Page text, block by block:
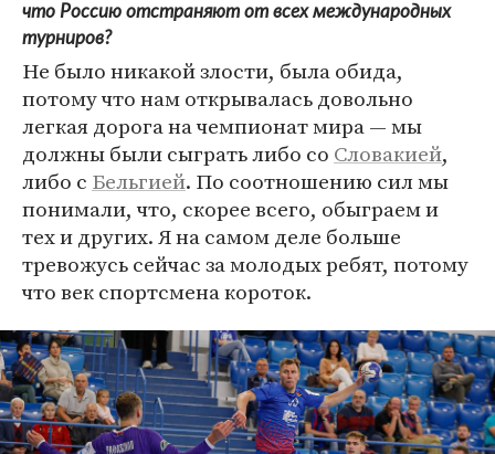
что Россию отстраняют от всех международных
турниров?
Не было никакой злости, была обида,
потому что нам открывалась довольно
легкая дорога на чемпионат мира — мы
должны были сыграть либо со Словакией,
либо с Бельгией. По соотношению сил мы
понимали, что, скорее всего, обыграем и
тех и других. Я на самом деле больше
тревожусь сейчас за молодых ребят, потому
что век спортсмена короток.